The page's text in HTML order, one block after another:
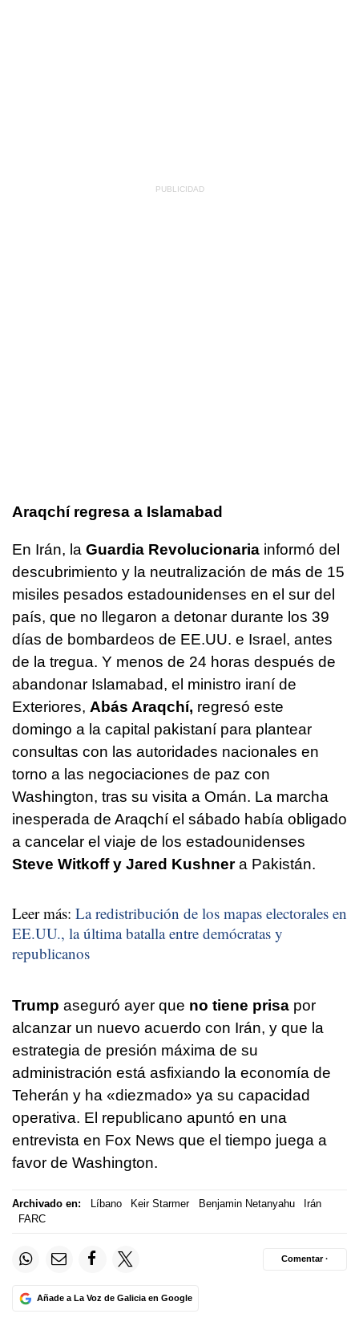
Araqchí regresa a Islamabad
En Irán, la Guardia Revolucionaria informó del
descubrimiento y la neutralización de más de 15
misiles pesados estadounidenses en el sur del
país, que no llegaron a detonar durante los 39
días de bombardeos de EE.UU. e Israel, antes
de la tregua. Y menos de 24 horas después de
abandonar Islamabad, el ministro iraní de
Exteriores, Abás Araqchí, regresó este
domingo a la capital pakistaní para plantear
consultas con las autoridades nacionales en
torno a las negociaciones de paz con
Washington, tras su visita a Omán. La marcha
inesperada de Araqchí el sábado había obligado
a cancelar el viaje de los estadounidenses
Steve Witkoff y Jared Kushnera Pakistán.
Leer más: La redistribución de los mapas electorales en
EE.UU., la última batalla entre demócratas y
republicanos
Trump aseguró ayer que no tiene prisa por
alcanzar un nuevo acuerdo con Irán, y que la
estrategia de presión máxima de su
administración está asfixiando la economía de
Teherán y ha «diezmado» ya su capacidad
operativa. El republicano apuntó en una
entrevista en Fox News que el tiempo juega a
favor de Washington.
Archivado en: Líbano Keir Starmer Benjamin Netanyahu
Irán
FARC
Añade a La Voz de Galicia en Google
Comentar ·